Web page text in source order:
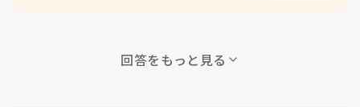
回答をもっと見る